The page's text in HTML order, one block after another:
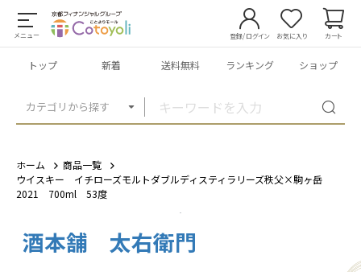
メニュー
カテゴリから探す
登録/ログイン お気に入り カート
トップ 新着 送料無料 ランキング ショップ
ホーム
商品一覧
ウイスキー イチローズモルトダブルディスティラリーズ秩父×駒ヶ岳
2021 700ml 53度
酒本舗 太右衛門